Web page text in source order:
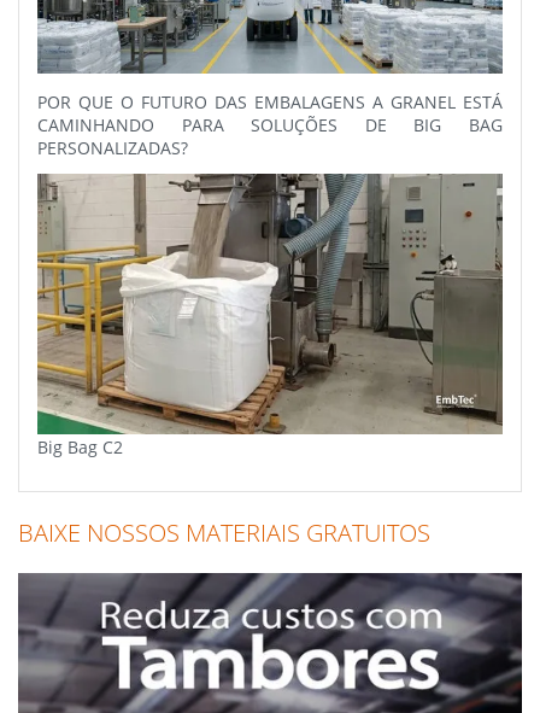
POR QUE O FUTURO DAS EMBALAGENS A GRANEL ESTÁ
CAMINHANDO PARA SOLUÇÕES DE BIG BAG
PERSONALIZADAS?
Big Bag C2
BAIXE NOSSOS MATERIAIS GRATUITOS